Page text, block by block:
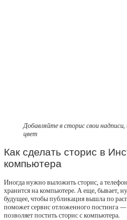
Добавляйте в сторис свои надписи,
цвет
Как сделать сторис в
компьютера
Иногда нужно выложить сторис, а
хранится на компьютере. А еще, бывает,
будущее, чтобы публикация вышла по
поможет сервис отложенного постинга —
позволяет постить сторис с компьютера.